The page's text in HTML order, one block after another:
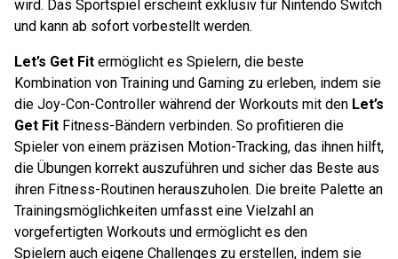
wird. Das Sportspiel erscheint exklusiv für Nintendo Switch
und kann ab sofort vorbestellt werden.
Let’s Get Fit ermöglicht es Spielern, die beste
Kombination von Training und Gaming zu erleben, indem sie
die Joy-Con-Controller während der Workouts mit den Let’s
Get Fit Fitness-Bändern verbinden. So profitieren die
Spieler von einem präzisen Motion-Tracking, das ihnen hilft,
die Übungen korrekt auszuführen und sicher das Beste aus
ihren Fitness-Routinen herauszuholen. Die breite Palette an
Trainingsmöglichkeiten umfasst eine Vielzahl an
vorgefertigten Workouts und ermöglicht es den
Spielern auch eigene Challenges zu erstellen, indem sie